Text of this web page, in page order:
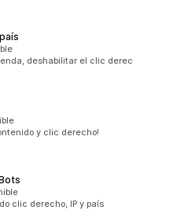
deshabilitar el clic derec
y clic derecho!
clic derecho, IP y país